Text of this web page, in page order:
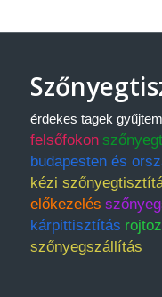
érdekes tagek
felsőfokon
budapesten és
kézi
előkezelés
kárpittisztítás
szőnyegszállítás